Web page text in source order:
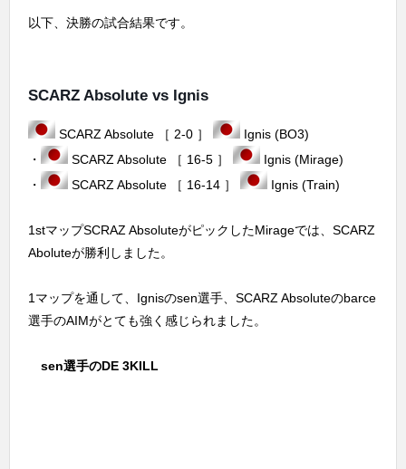
以下、決勝の試合結果です。
SCARZ Absolute vs Ignis
SCARZ Absolute ［ 2-0 ］
Ignis (BO3)
・
SCARZ Absolute ［ 16-5 ］
Ignis (Mirage)
・
SCARZ Absolute ［ 16-14 ］ Ignis (Train)
1stマップSCRAZ AbsoluteがピックしたMirageでは、SCARZ
Aboluteが勝利しました。
1マップを通して、Ignisのsen選手、SCARZ Absoluteのbarce
選手のAIMがとても強く感じられました。
sen選手のDE 3KILL